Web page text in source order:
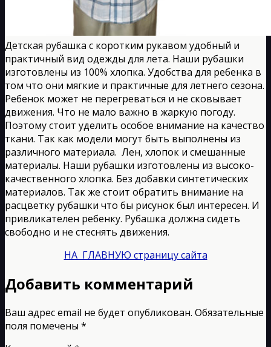
Детская рубашка с коротким рукавом удобный и
практичный вид одежды для лета. Наши рубашки
изготовлены из 100% хлопка. Удобства для ребенка в
том что они мягкие и практичные для летнего сезона.
Ребенок может не перегреваться и не сковывает
движения. Что не мало важно в жаркую погоду.
Поэтому стоит уделить особое внимание на качество
ткани. Так как модели могут быть выполнены из
различного материала. Лен, хлопок и смешанные
материалы. Наши рубашки изготовлены из высоко-
качественного хлопка. Без добавки синтетических
материалов. Так же стоит обратить внимание на
расцветку рубашки что бы рисунок был интересен. И
привликателен ребенку. Рубашка должна сидеть
свободно и не стеснять движения.
НА ГЛАВНУЮ страницу сайта
Добавить комментарий
Ваш адрес email не будет опубликован. Обязательные
поля помечены *